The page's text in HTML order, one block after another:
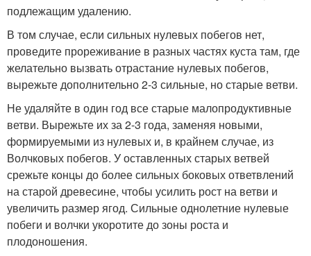
подлежащим удалению.
В том случае, если сильных нулевых побегов нет,
проведите прореживание в разных частях куста там, где
желательно вызвать отрастание нулевых побегов,
вырежьте дополнительно 2-3 сильные, но старые ветви.
Не удаляйте в один год все старые малопродуктивные
ветви. Вырежьте их за 2-3 года, заменяя новыми,
формируемыми из нулевых и, в крайнем случае, из
Волчковых побегов. У оставленных старых ветвей
срежьте концы до более сильных боковых ответвлений
на старой древесине, чтобы усилить рост на ветви и
увеличить размер ягод. Сильные однолетние нулевые
побеги и волчки укоротите до зоны роста и
плодоношения.